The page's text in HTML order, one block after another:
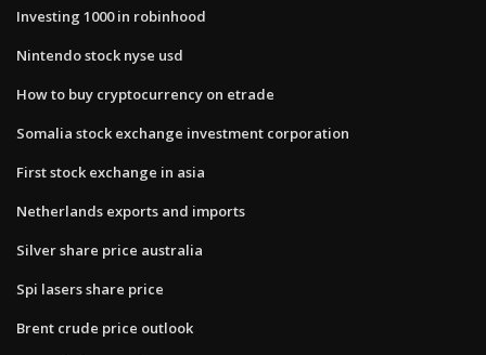
Investing 1000 in robinhood
Nintendo stock nyse usd
How to buy cryptocurrency on etrade
Somalia stock exchange investment corporation
First stock exchange in asia
Netherlands exports and imports
Silver share price australia
Spi lasers share price
Brent crude price outlook